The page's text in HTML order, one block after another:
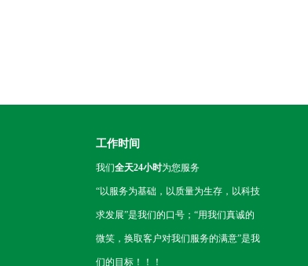
工作时间
我们全天24小时为您服务
“以服务为基础，以质量为生存，以科技
求发展”是我们的口号；“用我们真诚的
微笑，换取客户对我们服务的满意”是我
们的目标！！！